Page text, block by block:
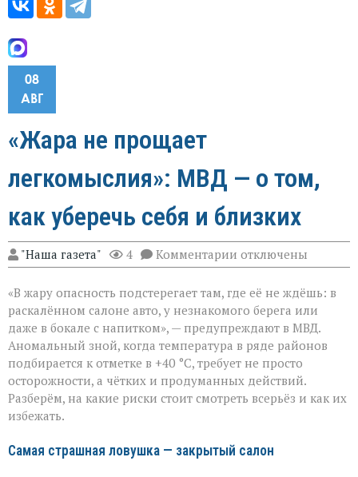
08
АВГ
«Жара не прощает
легкомыслия»: МВД — о том,
как уберечь себя и близких
"Наша газета" 4 Комментарии к
записи
не
прощает
легкомыслия»:
МВД — о
том,
как
уберечь
себя
и
отключены
«В жару опасность подстерегает там, где её не ждёшь: в
раскалённом салоне авто, у незнакомого берега или
даже в бокале с напитком», — предупреждают в МВД.
Аномальный зной, когда температура в ряде районов
подбирается к отметке в +40 °C, требует не просто
осторожности, а чётких и продуманных действий.
Разберём, на какие риски стоит смотреть всерьёз и как их
избежать.
Самая страшная ловушка — закрытый салон